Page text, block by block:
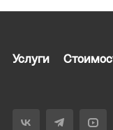
Услуги